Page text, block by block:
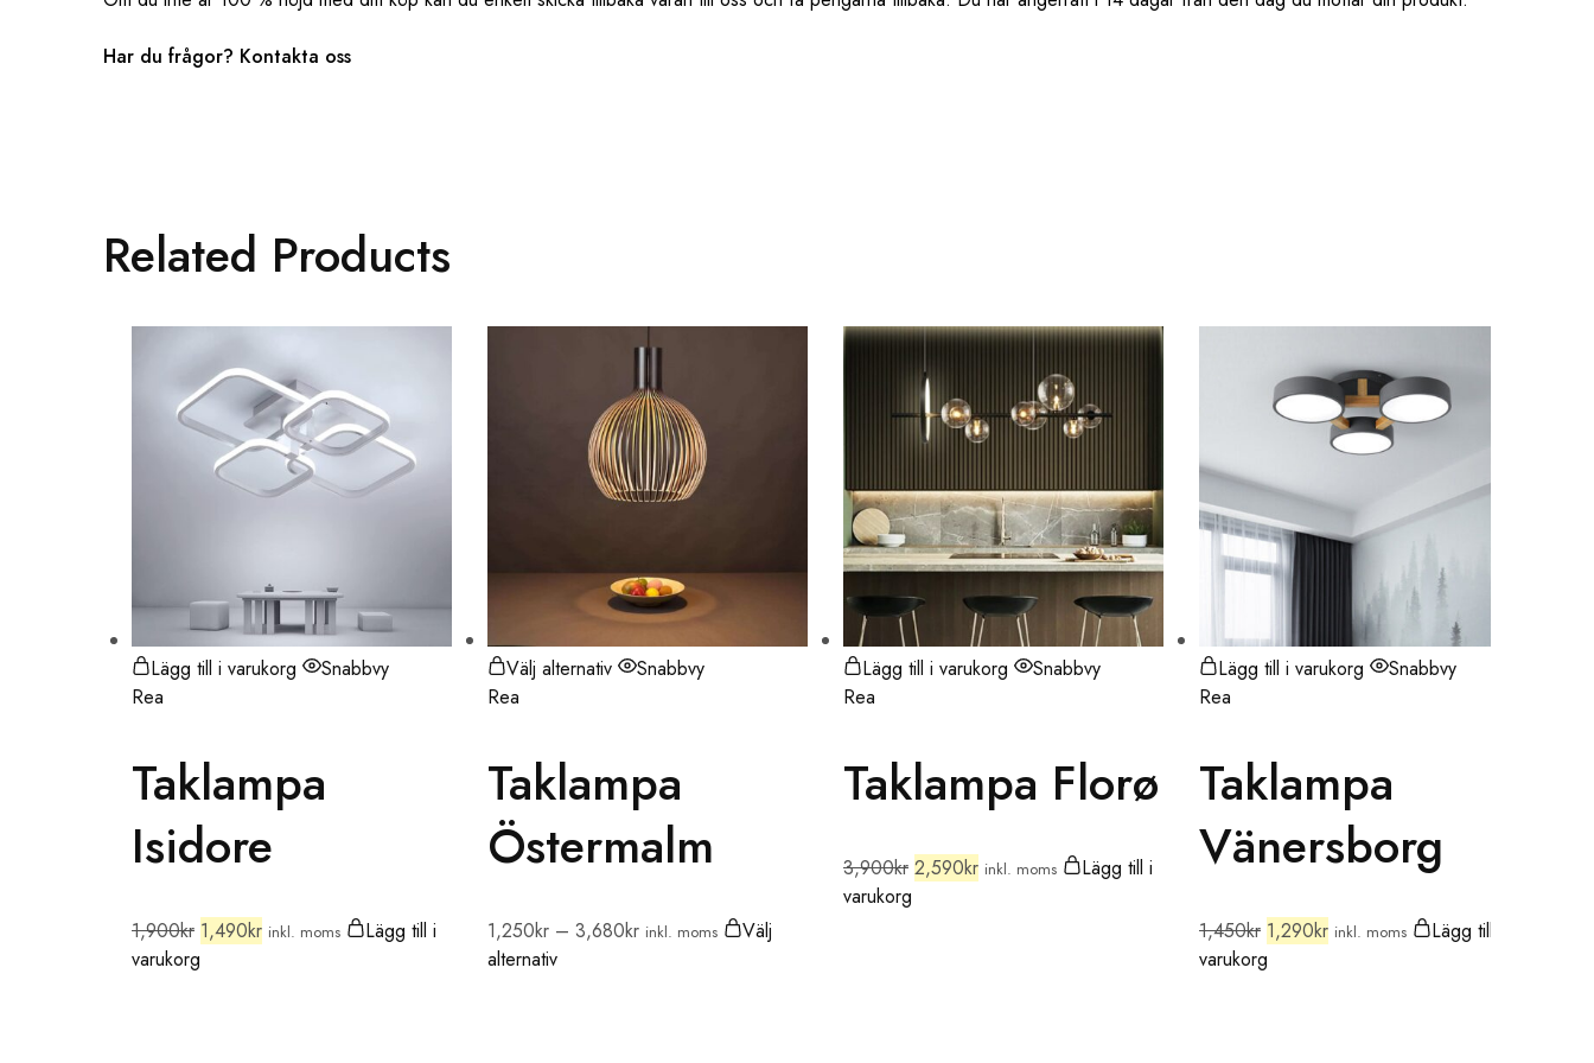
Har du frågor? ‌‌ Kontakta oss
Related Products
Lägg till i varukorg
Snabbvy
Rea
Taklampa
Isidore
1,900kr 1,490kr inkl. moms
Lägg till i
varukorg
Välj alternativ
Snabbvy
Rea
Taklampa
Östermalm
1,250kr – 3,680kr inkl. moms
Välj
alternativ
Lägg till i varukorg
Snabbvy
Rea
Taklampa Florø
3,900kr 2,590kr inkl. moms
Lägg till i
varukorg
Lägg till i varukorg
Snabbvy
Rea
Taklampa
Vänersborg
1,450kr 1,290kr inkl. moms
Lägg till i
varukorg